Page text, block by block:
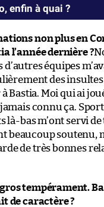
enfin à quai ?
non plus en
l’année dernière ?
équipes
des
Bastia. Moi qui ai
connu ça.
là-bas m’ont servi
beaucoup soutenu,
de très bonnes
tempérament.
de caractère ?